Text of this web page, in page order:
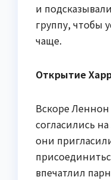
и
группу, чтобы
чаще.
Открытие
Вскоре
согласились
они
впечатлил